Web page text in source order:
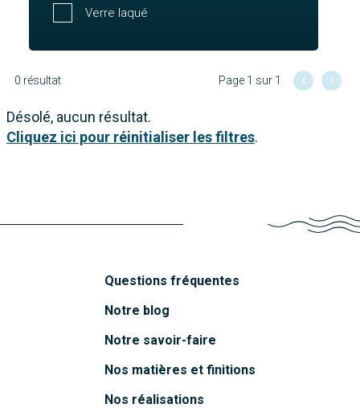
Verre laqué
0 résultat Page 1 sur 1
Désolé, aucun résultat.
Cliquez ici pour réinitialiser les filtres.
Questions fréquentes
Notre blog
Notre savoir-faire
Nos matières et finitions
Nos réalisations